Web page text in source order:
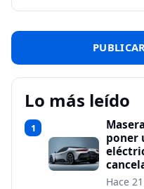
Lo más leído
1
poner
Hace